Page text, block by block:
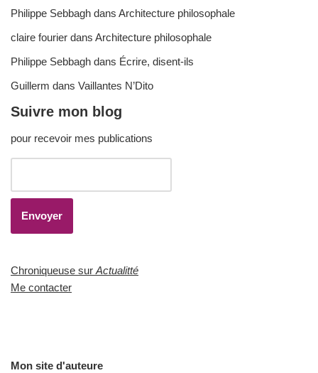
Philippe Sebbagh dans Architecture philosophale
claire fourier dans Architecture philosophale
Philippe Sebbagh dans Écrire, disent-ils
Guillerm dans Vaillantes N’Dito
Suivre mon blog
pour recevoir mes publications
Chroniqueuse sur Actualitté
Me contacter
Mon site d'auteure